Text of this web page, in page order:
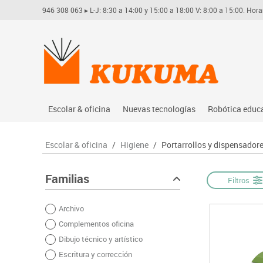
946 308 063 ▸ L-J: 8:30 a 14:00 y 15:00 a 18:00 V: 8:00 a 15:00.
Escolar & oficina
Archivo
Dibujo técnico y artístico
Escritura y corrección
Higiene
Informática
Manualidades
Material escolar
Nuevas tecnologías
Audio
Mobiliario tecnológico
Monitores interactivos
Videoconferencia
Videoproyección
Robótica
Arduino
Lego
Escolar & oficina / Higiene / Portarrollos y
Familias
Archivo
Complementos oficina
Dibujo técnico y artístico
Escritura y corrección
Filtros